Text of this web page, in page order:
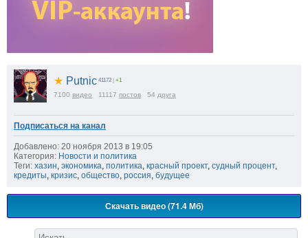
★ Putnic 41172 +1
7100 видео 11117 постов 54 друга
Подписаться на канал
Добавлено: 20 ноября 2013 в 19:05
Категория: Новости и политика
Теги: хазин, экономика, политика, красный проект, судный процент,
кредиты, кризис, общество, россия, будущее
Скачать видео (71.4 Мб)